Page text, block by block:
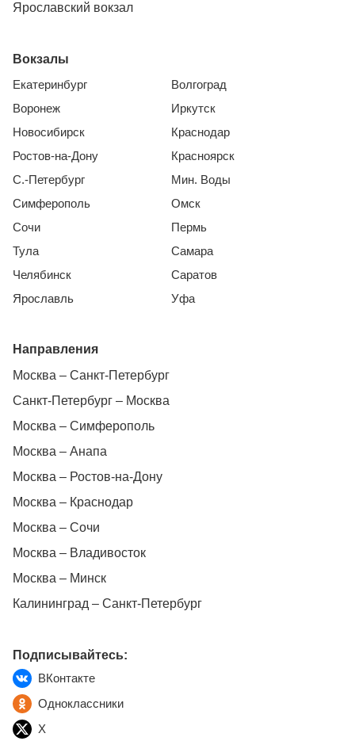
Ярославский вокзал
Вокзалы
Екатеринбург
Воронеж
Новосибирск
Ростов-на-Дону
С.-Петербург
Симферополь
Сочи
Тула
Челябинск
Ярославль
Волгоград
Иркутск
Краснодар
Красноярск
Мин. Воды
Омск
Пермь
Самара
Саратов
Уфа
Направления
Москва – Санкт-Петербург
Санкт-Петербург – Москва
Москва – Симферополь
Москва – Анапа
Москва – Ростов-на-Дону
Москва – Краснодар
Москва – Сочи
Москва – Владивосток
Москва – Минск
Калининград – Санкт-Петербург
Подписывайтесь:
ВКонтакте
Одноклассники
X